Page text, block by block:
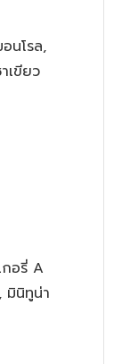
นโรล,
เขียว
อรี่ A
มินิทูน่า